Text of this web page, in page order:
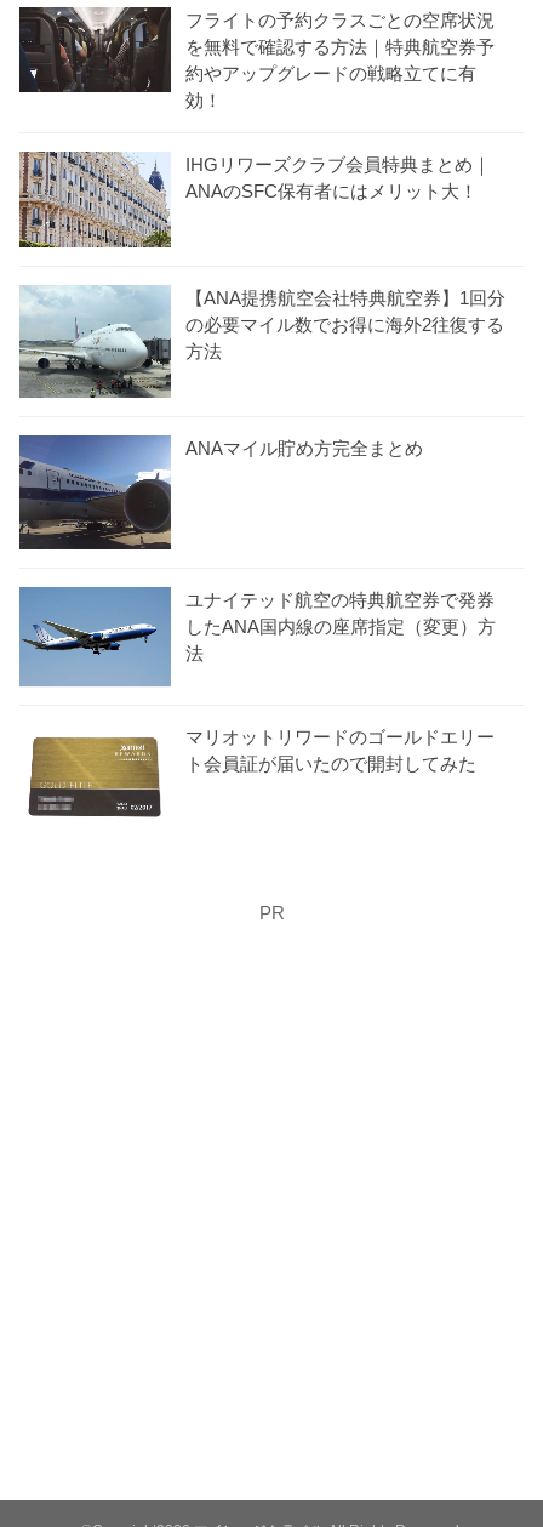
フライトの予約クラスごとの空席状況
を無料で確認する方法｜特典航空券予
約やアップグレードの戦略立てに有
効！
IHGリワーズクラブ会員特典まとめ｜
ANAのSFC保有者にはメリット大！
【ANA提携航空会社特典航空券】1回分
の必要マイル数でお得に海外2往復する
方法
ANAマイル貯め方完全まとめ
ユナイテッド航空の特典航空券で発券
したANA国内線の座席指定（変更）方
法
マリオットリワードのゴールドエリー
ト会員証が届いたので開封してみた
PR